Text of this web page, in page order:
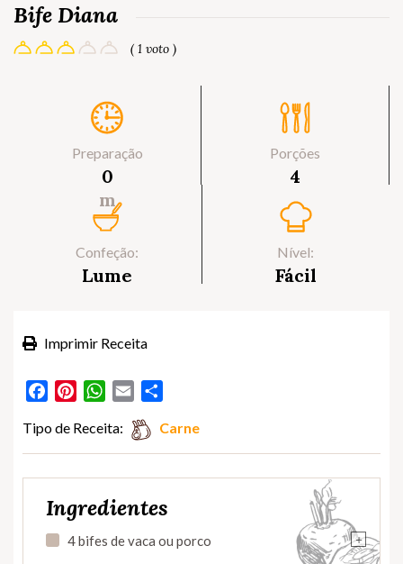
Bife Diana
( 1 voto )
Preparação
0
m
Porções
4
Confeção:
Lume
Nível:
Fácil
Imprimir Receita
FacebookPinterestWhatsApp
Email
Tipo de Receita: Carne
Ingredientes
+
4 bifes de vaca ou porco